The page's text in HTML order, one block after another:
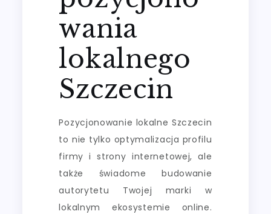
wania
lokalnego
Szczecin
Pozycjonowanie lokalne Szczecin
to nie tylko optymalizacja profilu
firmy i strony internetowej, ale
także świadome budowanie
autorytetu Twojej marki w
lokalnym ekosystemie online.